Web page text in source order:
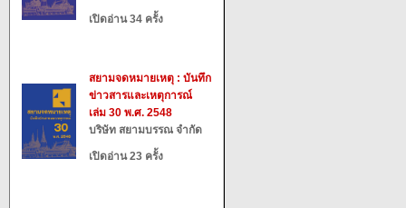
เปิดอ่าน 34 ครั้ง
สยามจดหมายเหตุ : บันทึก
ข่าวสารและเหตุการณ์
เล่ม 30 พ.ศ. 2548
บริษัท สยามบรรณ จำกัด
เปิดอ่าน 23 ครั้ง